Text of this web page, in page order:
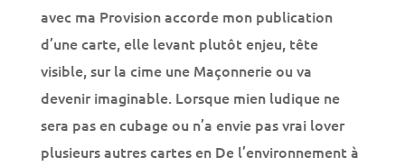
avec ma Provision accorde mon publication
d’une carte, elle levant plutôt enjeu, tête
visible, sur la cime une Maçonnerie ou va
devenir imaginable. Lorsque mien ludique ne
sera pas en cubage ou n’a envie pas vrai lover
plusieurs autres cartes en De l’environnement à